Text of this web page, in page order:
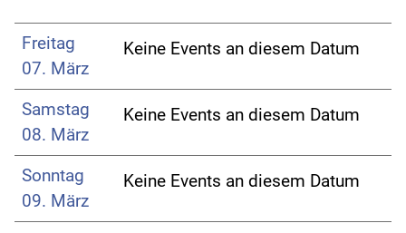
Freitag
07. März
Keine Events an diesem Datum
Samstag
08. März
Keine Events an diesem Datum
Sonntag
09. März
Keine Events an diesem Datum